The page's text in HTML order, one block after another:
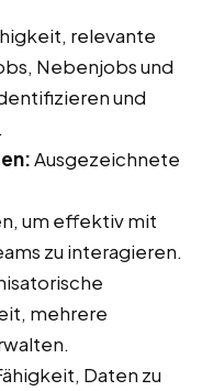
relevante
Nebenjobs und
und
Ausgezeichnete
um effektiv mit
zu interagieren.
mehrere
Daten zu